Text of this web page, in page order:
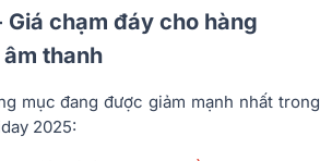
chạm đáy cho hàng
thanh
mục đang được giảm mạnh nhất trong
2025: